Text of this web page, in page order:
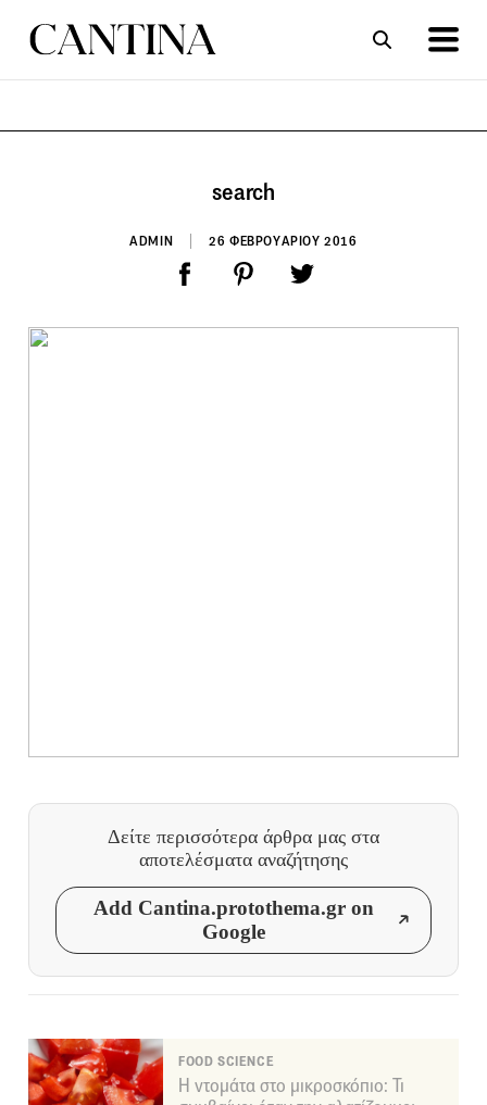
search
ADMIN 26 ΦΕΒΡΟΥΑΡΙΟΥ 2016
Δείτε περισσότερα άρθρα μας στα
αποτελέσματα αναζήτησης
Add Cantina.protothema.gr on
Google
FOOD SCIENCE
Η ντομάτα στο μικροσκόπιο: Τι